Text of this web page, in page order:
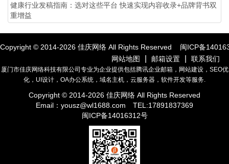
健康行业发稿指南：选对这些平台 快速实现内容收录+品牌背书双
重增益
Copyright © 2014-2026 佳庆网络 All Rights Reserved 闽ICP备
网站地图
邮箱设置 联系我们
厦门市佳庆网络科技有限公司专业为企业提供包括腾讯企业邮箱，网站建设，SEO优
化，UI设计，OA办公系统，域名主机，云服务器，软件开发等服务.
Copyright © 2014-2026 佳庆网络 All Rights Reserved
Email： yousz@wl1688.com
TEL:17891837369
闽ICP备14016312号